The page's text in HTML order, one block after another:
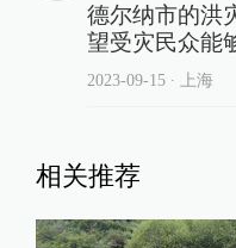
德尔纳市的洪
望受灾民众能
2023-09-15∙ 上海
相关推荐